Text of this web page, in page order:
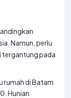
Namun, perlu
tergantung pada
rumah di Batam
Hunian